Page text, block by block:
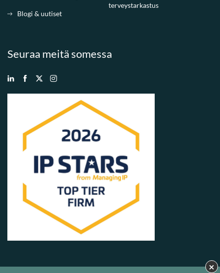
×
Blogi & uutiset
terveystarkastus
Seuraa meitä somessa